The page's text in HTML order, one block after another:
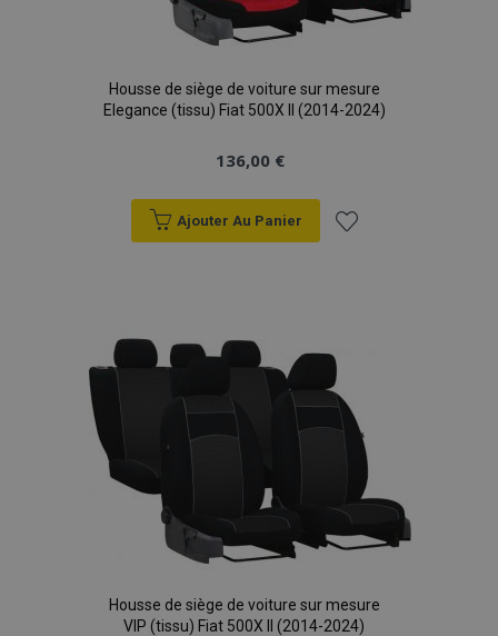
Housse de siège de voiture sur mesure
Elegance (tissu) Fiat 500X II (2014-2024)
136,00 €
Ajouter Au Panier
liste
d'achats
Housse de siège de voiture sur mesure
VIP (tissu) Fiat 500X II (2014-2024)